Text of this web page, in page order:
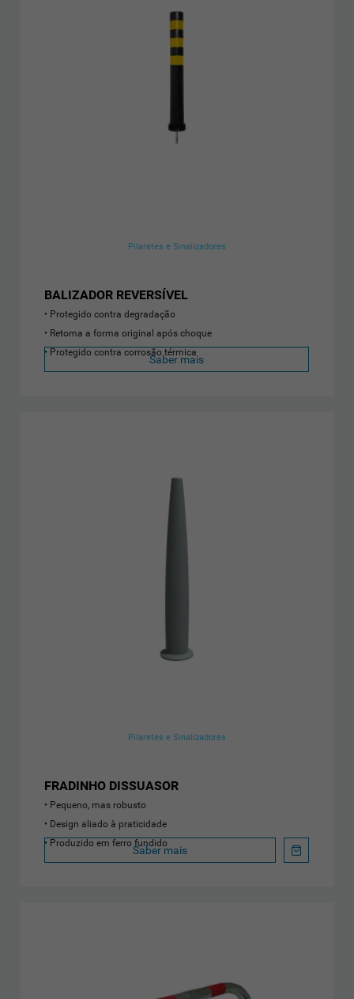
Pilaretes e Sinalizadores
BALIZADOR REVERSÍVEL
Protegido contra degradação
Retoma a forma original após choque
Protegido contra corrosão térmica
Saber mais
Pilaretes e Sinalizadores
FRADINHO DISSUASOR
Pequeno, mas robusto
Design aliado à praticidade
Produzido em ferro fundido
Saber mais